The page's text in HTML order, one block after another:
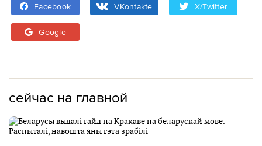
Facebook VKontakte X/Twitter
Google
сейчас на главной